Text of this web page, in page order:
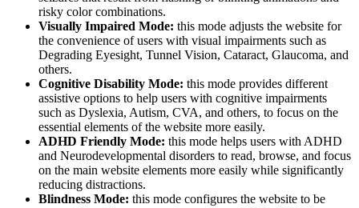
risky color combinations.
Visually Impaired Mode: this mode adjusts the website for
the convenience of users with visual impairments such as
Degrading Eyesight, Tunnel Vision, Cataract, Glaucoma, and
others.
Cognitive Disability Mode: this mode provides different
assistive options to help users with cognitive impairments
such as Dyslexia, Autism, CVA, and others, to focus on the
essential elements of the website more easily.
ADHD Friendly Mode: this mode helps users with ADHD
and Neurodevelopmental disorders to read, browse, and focus
on the main website elements more easily while significantly
reducing distractions.
Blindness Mode: this mode configures the website to be